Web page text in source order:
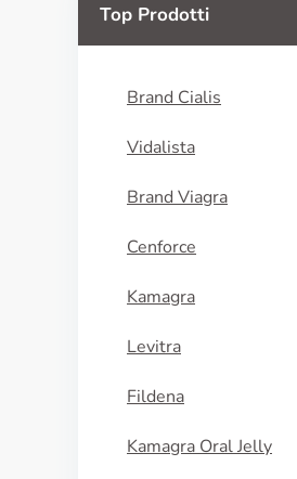
Top Prodotti
Brand Cialis
Vidalista
Brand Viagra
Cenforce
Kamagra
Levitra
Fildena
Kamagra Oral Jelly